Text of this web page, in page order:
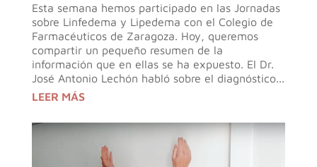
Esta semana hemos participado en las Jornadas
sobre Linfedema y Lipedema con el Colegio de
Farmacéuticos de Zaragoza. Hoy, queremos
compartir un pequeño resumen de la
información que en ellas se ha expuesto. El Dr.
José Antonio Lechón habló sobre el diagnóstico...
LEER MÁS